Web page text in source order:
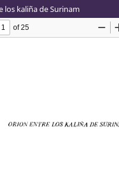
los kaliña de Surinam